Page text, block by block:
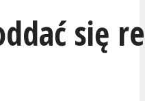
się